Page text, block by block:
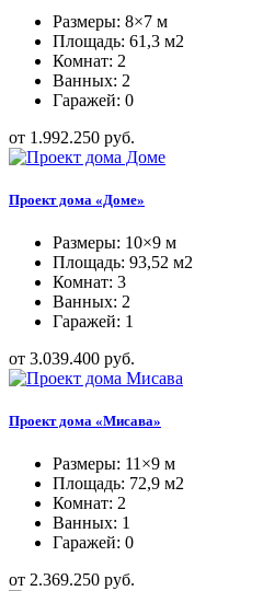
Размеры: 8×7 м
Площадь: 61,3 м2
Комнат: 2
Ванных: 2
Гаражей: 0
от 1.992.250 руб.
Проект дома «Доме»
Размеры: 10×9 м
Площадь: 93,52 м2
Комнат: 3
Ванных: 2
Гаражей: 1
от 3.039.400 руб.
Проект дома «Мисава»
Размеры: 11×9 м
Площадь: 72,9 м2
Комнат: 2
Ванных: 1
Гаражей: 0
от 2.369.250 руб.